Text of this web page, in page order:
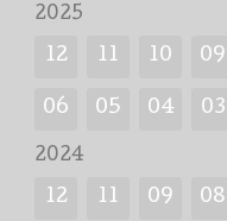
2025
12 11 10 09
06 05 04 03
2024
12 11 09 08